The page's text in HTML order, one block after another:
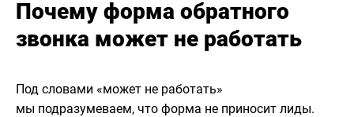
Почему форма обратного
звонка может не работать
Под словами «может не работать»
мы подразумеваем, что форма не приносит лиды.